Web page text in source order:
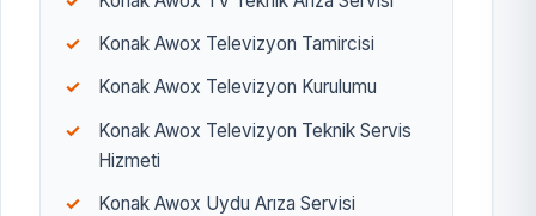
Konak Awox Televizyon Tamircisi
Konak Awox Televizyon Kurulumu
Konak Awox Televizyon Teknik Servis
Hizmeti
Konak Awox Uydu Arıza Servisi